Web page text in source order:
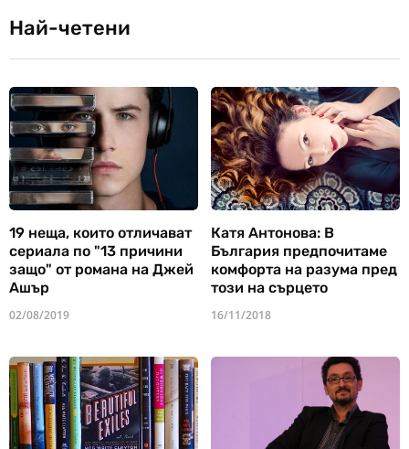
Най-четени
19 неща, които отличават
сериала по "13 причини
защо" от романа на Джей
Ашър
02/08/2019
Катя Антонова: В
България предпочитаме
комфорта на разума пред
този на сърцето
16/11/2018